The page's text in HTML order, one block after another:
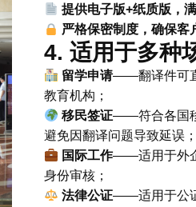
提供电子版+纸质版，
严格保密制度，确保客
4. 适用于多种
留学申请——翻译件可
教育机构；
移民签证——符合各国
避免因翻译问题导致延误；
国际工作——适用于外
身份审核；
法律公证——适用于公